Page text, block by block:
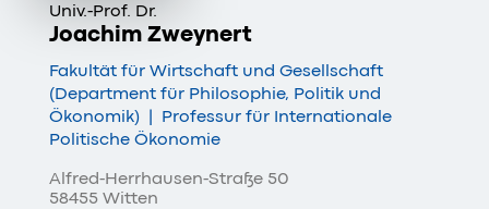
Univ.-Prof. Dr.
Joachim Zweynert
Fakultät für Wirtschaft und Gesellschaft
(Department für Philosophie, Politik und
Ökonomik) | Professur für Internationale
Politische Ökonomie
Alfred-Herrhausen-Straße 50
58455 Witten